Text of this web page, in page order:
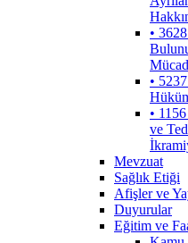
•
•
•
ve
Mevzuat
Sağlık Etiği
Afişler ve
Duyurular
Eğitim ve